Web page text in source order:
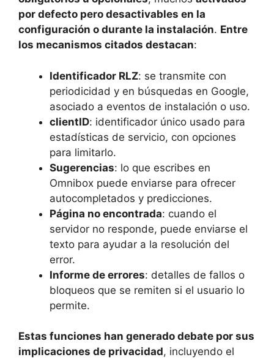
por defecto pero desactivables en la
configuración o durante la instalación. Entre
los mecanismos citados destacan:
Identificador RLZ: se transmite con
periodicidad y en búsquedas en Google,
asociado a eventos de instalación o uso.
clientID: identificador único usado para
estadísticas de servicio, con opciones
para limitarlo.
Sugerencias: lo que escribes en
Omnibox puede enviarse para ofrecer
autocompletados y predicciones.
Página no encontrada: cuando el
servidor no responde, puede enviarse el
texto para ayudar a la resolución del
error.
Informe de errores: detalles de fallos o
bloqueos que se remiten si el usuario lo
permite.
Estas funciones han generado debate por sus
implicaciones de privacidad, incluyendo el